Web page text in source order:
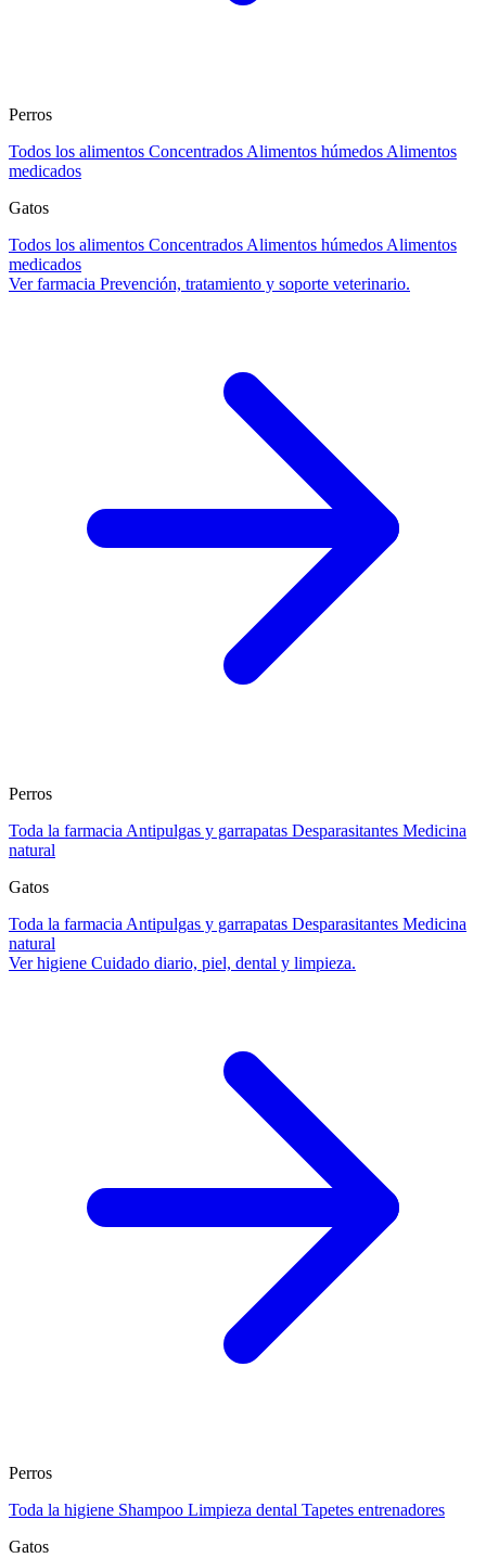
Perros
Todos los alimentos Concentrados Alimentos húmedos Alimentos
medicados
Gatos
Todos los alimentos Concentrados Alimentos húmedos Alimentos
medicados
Ver farmacia Prevención, tratamiento y soporte veterinario.
Perros
Toda la farmacia Antipulgas y garrapatas Desparasitantes Medicina
natural
Gatos
Toda la farmacia Antipulgas y garrapatas Desparasitantes Medicina
natural
Ver higiene Cuidado diario, piel, dental y limpieza.
Perros
Toda la higiene Shampoo Limpieza dental Tapetes entrenadores
Gatos